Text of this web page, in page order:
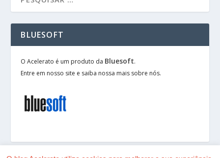
BLUESOFT
O Acelerato é um produto da Bluesoft.
Entre em nosso site e saiba nossa mais sobre nós.